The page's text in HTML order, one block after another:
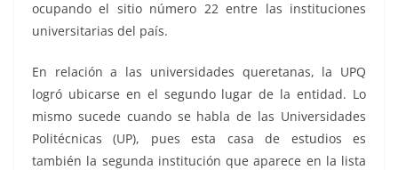
o
k
p er
ocupando el sitio número 22 entre las instituciones
universitarias del país.
En relación a las universidades queretanas, la UPQ
logró ubicarse en el segundo lugar de la entidad. Lo
mismo sucede cuando se habla de las Universidades
Politécnicas (UP), pues esta casa de estudios es
también la segunda institución que aparece en la lista